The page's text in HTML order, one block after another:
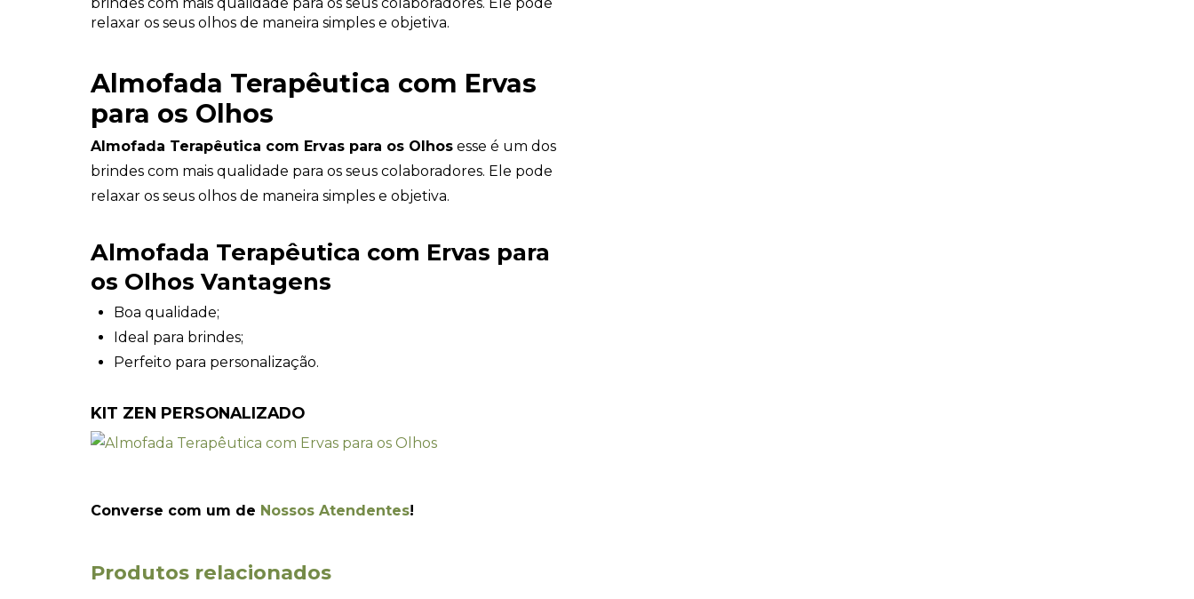
relaxar os seus olhos de maneira simples e objetiva.
Almofada Terapêutica com Ervas
para os Olhos
Almofada Terapêutica com Ervas para os Olhos esse é um dos
brindes com mais qualidade para os seus colaboradores. Ele pode
relaxar os seus olhos de maneira simples e objetiva.
Almofada Terapêutica com Ervas para
os Olhos Vantagens
Boa qualidade;
Ideal para brindes;
Perfeito para personalização.
KIT ZEN PERSONALIZADO
Converse com um de Nossos Atendentes!
Produtos relacionados